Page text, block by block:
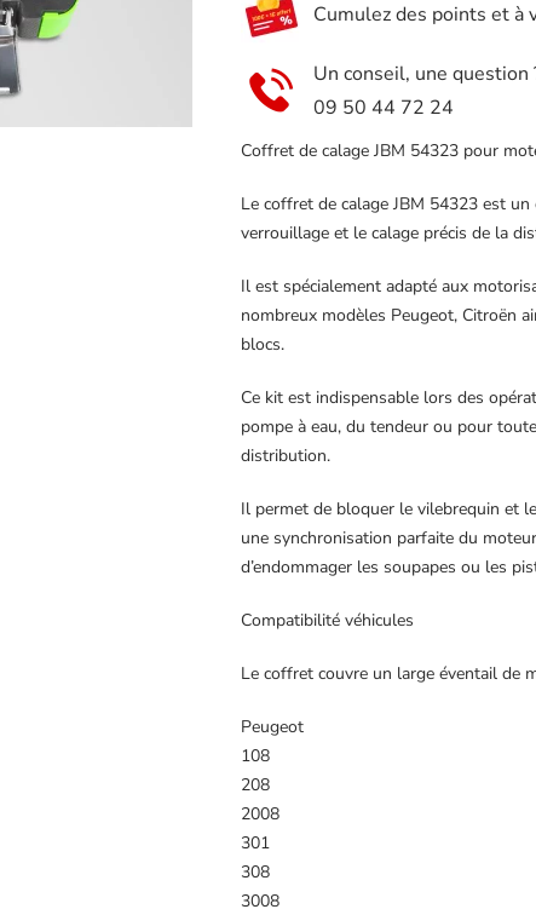
1.0,
VTI,
GDI
Cumulez des points et à
Un conseil, une question
09 50 44 72 24
Coffret de calage JBM 54323 pour
Le coffret de calage JBM 54323 est
verrouillage et le calage précis de la
Il est spécialement adapté aux
nombreux modèles Peugeot, Citroën
blocs.
Ce kit est indispensable lors des
pompe à eau, du tendeur ou pour
distribution.
Il permet de bloquer le vilebrequin et
une synchronisation parfaite du
d’endommager les soupapes ou les
Compatibilité véhicules
Le coffret couvre un large éventail de
Peugeot
108
208
2008
301
308
3008